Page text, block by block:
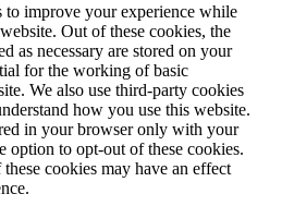
to improve your experience while
Out of these cookies, the
as necessary are stored on your
for the working of basic
We also use third-party cookies
how you use this website.
in your browser only with your
option to opt-out of these cookies.
cookies may have an effect